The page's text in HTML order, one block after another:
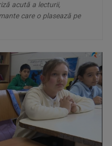
acută a lecturii,
care o plasează pe